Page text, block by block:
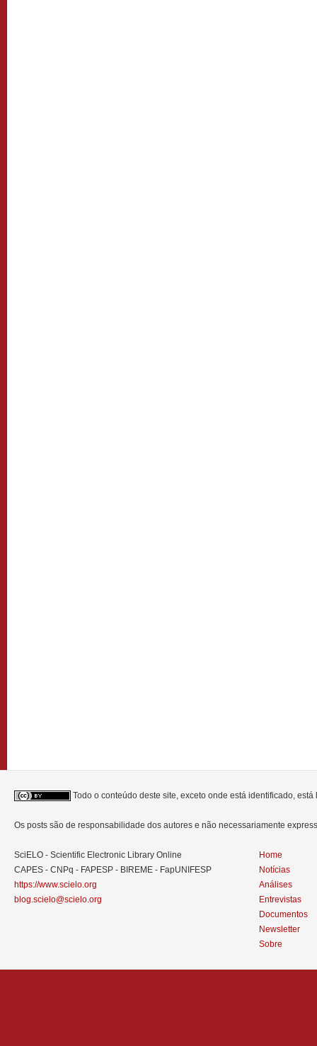
Todo o conteúdo deste site, exceto onde está identificado,
Os posts são de responsabilidade dos autores e não necessariamente
SciELO - Scientific Electronic Library Online
CAPES - CNPq - FAPESP - BIREME - FapUNIFESP
https://www.scielo.org
blog.scielo@scielo.org
Home
Notícias
Análises
Entrevistas
Documentos
Newsletter
Sobre